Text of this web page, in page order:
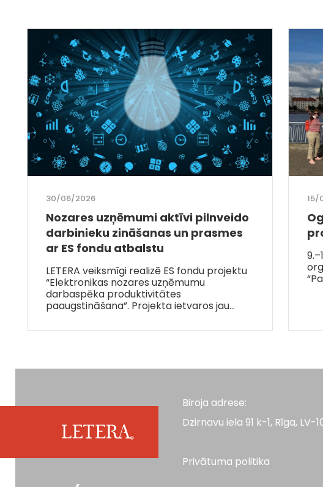
30/06/2026
Nozares uzņēmumi aktīvi pilnveido
darbinieku zināšanas un prasmes
ar ES fondu atbalstu
LETERA veiksmīgi realizē ES fondu projektu
“Elektronikas nozares uzņēmumu
darbaspēka produktivitātes
paaugstināšana”. Projekta ietvaros jau…
15/
Biroja adrese:
Dzirnavu iela 91 k-1, Rīga, LV-
Privātuma politika